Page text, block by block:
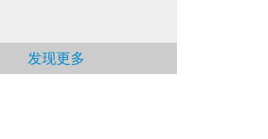
发现更多